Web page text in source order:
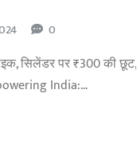
0
सिलेंडर पर ₹300 की छूट,
India:…